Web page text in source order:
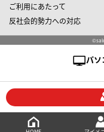
ご利用にあたって
反社会的勢力への対応
パソ
メニュー
ご相談・お問い合わせ
マイメニュー
売買会員登録